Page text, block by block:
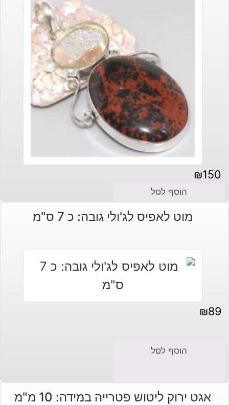
₪150
הוסף לסל
מוט לאפיס לג'ולי גובה: כ 7 ס"מ
₪89
הוסף לסל
אגט ירוק ליטוש פטרייה במידה: 10 מ"מ